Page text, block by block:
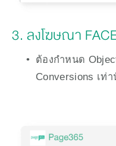
3. ลงโฆษณา
ต้องกำหนด
Conversions เท่